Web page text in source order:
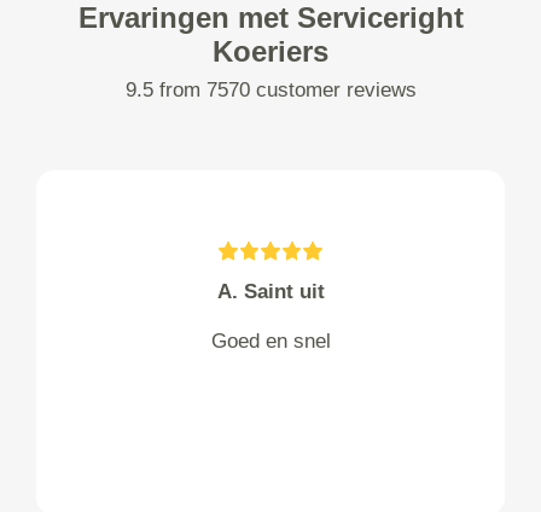
Ervaringen met Serviceright
Koeriers
9.5 from 7570 customer reviews
A. Saint uit
Goed en snel